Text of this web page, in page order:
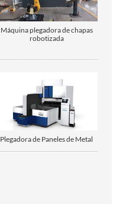
Máquina plegadora de chapas
robotizada
Plegadora de Paneles de Metal